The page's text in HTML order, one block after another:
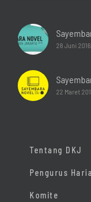
28 Juni 2016
22 Maret
Tentang DKJ
Pengurus
Komite